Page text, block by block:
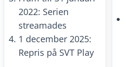
2022: Serien
streamades
1 december 2025:
Repris på SVT Play